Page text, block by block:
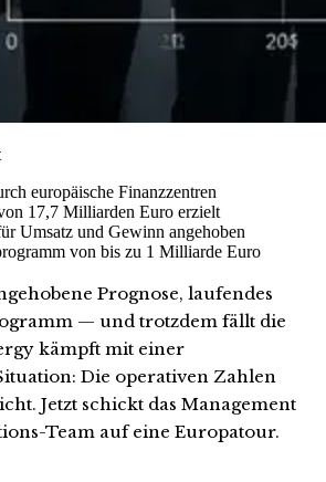
europäische Finanzzentren
17,7 Milliarden Euro erzielt
Umsatz und Gewinn angehoben
von bis zu 1 Milliarde Euro
Prognose, laufendes
— und trotzdem fällt die
kämpft mit einer
Die operativen Zahlen
Jetzt schickt das Management
Team auf eine Europatour.